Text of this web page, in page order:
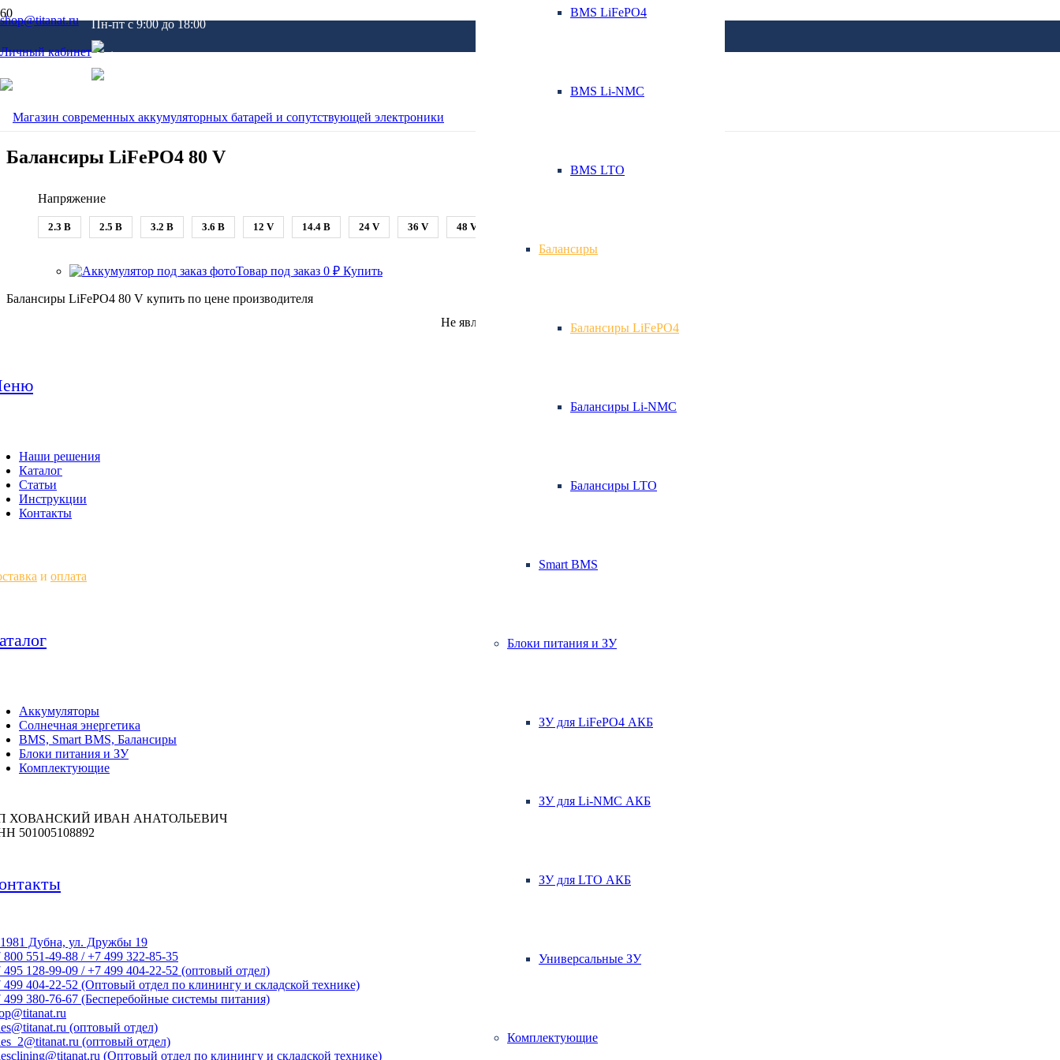
shop@titanat.ru
Личный кабинет
Пн-пт c 9:00 до 18:00
BMS LiFePO4
BMS Li-NMC
BMS LTO
Балансиры
Балансиры LiFePO4
Балансиры Li-NMC
Балансиры LTO
Smart BMS
Блоки питания и ЗУ
ЗУ для LiFePO4 АКБ
ЗУ для Li-NMC АКБ
ЗУ для LTO АКБ
Универсальные ЗУ
Комплектующие
Главная/Каталог/BMS, Smart BMS, Балансиры/Балансиры/Балансиры LiFePO4
Балансиры LiFePO4 80 V
Напряжение
2.3 В 2.5 В 3.2 В 3.6 В 12 V 14.4 В 24 V 36 V 48 V
Товар под заказ 0 ₽ Купить
Балансиры LiFePO4 80 V купить по цене производителя
Не является публичной офертой.
Наши решения
Каталог
Статьи
Инструкции
Контакты
и оплата
Аккумуляторы
Солнечная энергетика
BMS, Smart BMS, Балансиры
Блоки питания и ЗУ
Комплектующие
ХОВАНСКИЙ ИВАН АНАТОЛЬЕВИЧ
501005108892
Дубна, ул. Дружбы 19
800 551-49-88 / +7 499 322-85-35
495 128-99-09 / +7 499 404-22-52 (оптовый отдел)
499 404-22-52 (Оптовый отдел по клинингу и складской технике)
499 380-76-67 (Бесперебойные системы питания)
(оптовый отдел)
(оптовый отдел)
(Оптовый отдел по клинингу и складской технике)